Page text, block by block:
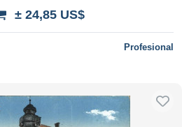
± 24,85 US$
Profesional